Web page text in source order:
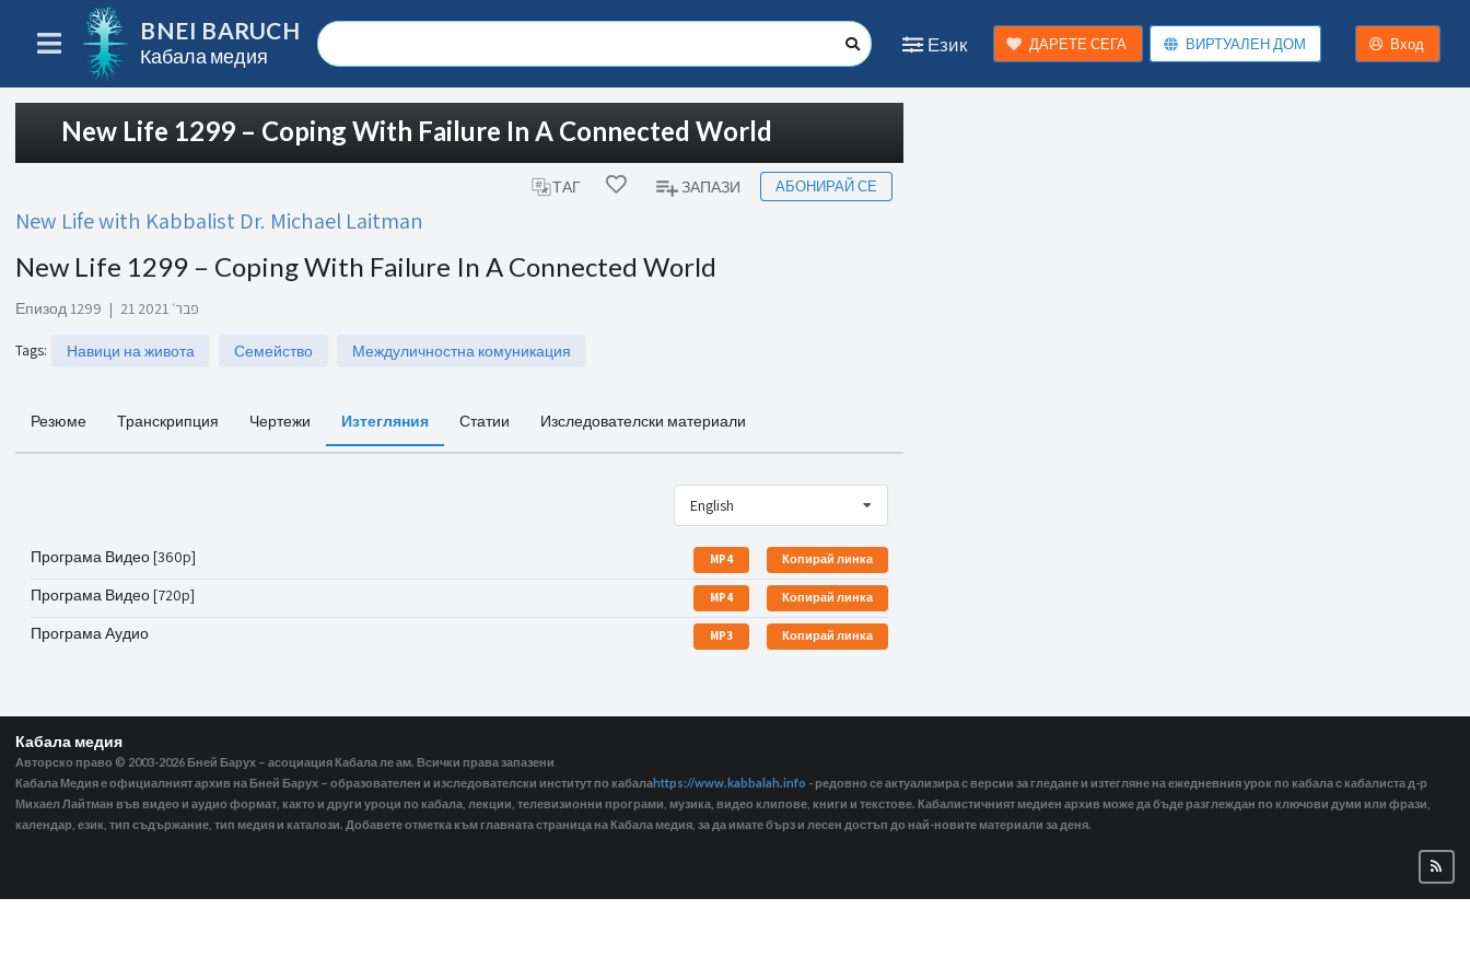
BNEI BARUCH
Кабала медия
Език ДАРЕТЕ СЕГА ВИРТУАЛЕН ДОМ Вход
New Life 1299 – Coping With Failure In A Connected World
ТАГ ЗАПАЗИ АБОНИРАЙ СЕ
New Life with Kabbalist Dr. Michael Laitman
New Life 1299 – Coping With Failure In A Connected World
Епизод 1299 | 21 פבר׳ 2021
Tags: Навици на живота Семейство Междуличностна комуникация
Резюме Транскрипция Чертежи Изтегляния Статии Изследователски материали
English
Програма Видео [360p] MP4 Копирай линка
Програма Видео [720p] MP4 Копирай линка
Програма Аудио MP3 Копирай линка
Кабала медия
Авторско право © 2003-2026 Бней Барух – асоциация Кабала ле ам. Всички права запазени
Кабала Медия е официалният архив на Бней Барух – образователен и изследователски институт по кабалаhttps://www.kabbalah.info - редовно се актуализира с версии за гледане и изтегляне на ежедневния урок по кабала с кабалиста д-р
Михаел Лайтман във видео и аудио формат, както и други уроци по кабала, лекции, телевизионни програми, музика, видео клипове, книги и текстове. Кабалистичният медиен архив може да бъде разглеждан по ключови думи или фрази,
календар, език, тип съдържание, тип медия и каталози. Добавете отметка към главната страница на Кабала медия, за да имате бърз и лесен достъп до най-новите материали за деня.